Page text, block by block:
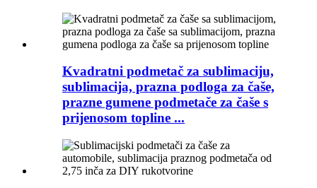
Kvadratni podmetač za sublimaciju,
sublimacija, prazna podloga za čaše,
prazne gumene podmetače za čaše s
prijenosom topline ...